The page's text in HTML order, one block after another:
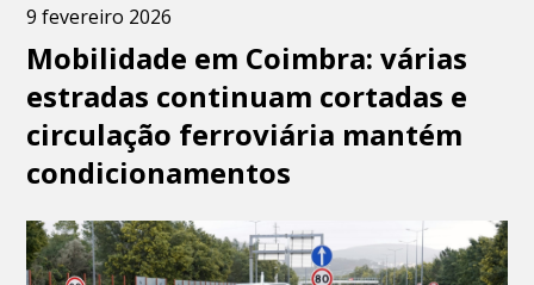
9 fevereiro 2026
Mobilidade em Coimbra: várias
estradas continuam cortadas e
circulação ferroviária mantém
condicionamentos